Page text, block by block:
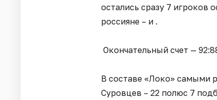
остались сразу 7 игроков
россияне – и .
Окончательный счет —
В составе «Локо» самыми
Суровцев – 22 полюс 7